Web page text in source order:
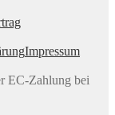
Impressum
EC-Zahlung bei